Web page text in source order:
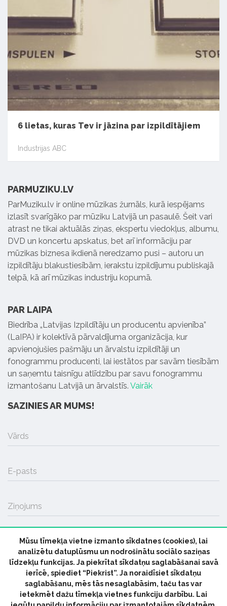
6 lietas, kuras Tev ir jāzina par izpildītājiem
Industrijas ABC
PARMUZIKU.LV
ParMuziku.lv ir online mūzikas žurnāls, kurā iespējams
izlasīt svarīgāko par mūziku Latvijā un pasaulē. Šeit vari
atrast ne tikai aktuālās ziņas, ekspertu viedokļus, albumu,
DVD un koncertu apskatus, bet arī informāciju par
mūzikas biznesa ikdienā neredzamo pusi – autoru un
izpildītāju blakustiesībām, ierakstu izpildījumu publiskajā
telpā, kā arī mūzikas industriju kopumā.
PAR LAIPA
Biedrība „Latvijas Izpildītāju un producentu apvienība”
(LaIPA) ir kolektīvā pārvaldījuma organizācija, kur
apvienojušies pašmāju un ārvalstu izpildītāji un
fonogrammu producenti, lai iestātos par savām tiesībām
un saņemtu taisnīgu atlīdzību par savu fonogrammu
izmantošanu Latvijā un ārvalstīs. Vairāk
SAZINIES AR MUMS!
Vārds
E-pasts
Ziņojums
SŪTĪT
Mūsu tīmekļa vietne izmanto sīkdatnes (cookies), lai
analizētu datuplūsmu un nodrošinātu sociālo saziņas
līdzekļu funkcijas. Ja piekrītat sīkdatņu saglabāšanai savā
ierīcē, spiediet “Piekrist”. Ja noraidīsiet sīkdatņu
saglabāšanu, mēs tās nesaglabāsim, taču tas var
ietekmēt dažu tīmekļa vietnes funkciju darbību. Lai